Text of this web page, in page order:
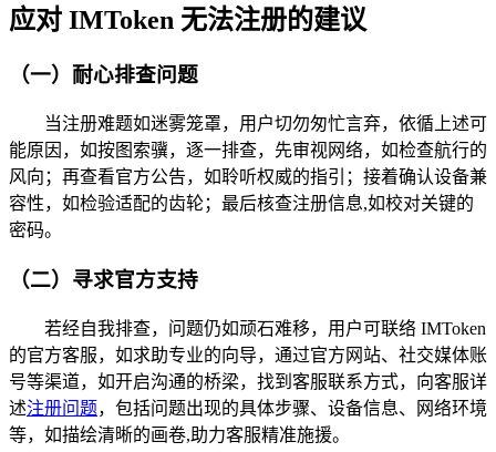
应对 IMToken 无法注册的建议
（一）耐心排查问题
当注册难题如迷雾笼罩，用户切勿匆忙言弃，依循上述可
能原因，如按图索骥，逐一排查，先审视网络，如检查航行的
风向；再查看官方公告，如聆听权威的指引；接着确认设备兼
容性，如检验适配的齿轮；最后核查注册信息,如校对关键的
密码。
（二）寻求官方支持
若经自我排查，问题仍如顽石难移，用户可联络 IMToken
的官方客服，如求助专业的向导，通过官方网站、社交媒体账
号等渠道，如开启沟通的桥梁，找到客服联系方式，向客服详
述注册问题，包括问题出现的具体步骤、设备信息、网络环境
等，如描绘清晰的画卷,助力客服精准施援。